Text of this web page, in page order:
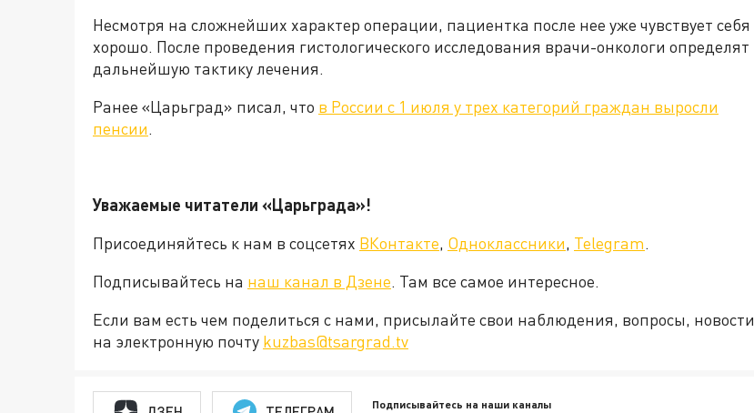
Несмотря на сложнейших характер операции, пациентка после нее уже чувствует себя
хорошо. После проведения гистологического исследования врачи-онкологи определят
дальнейшую тактику лечения.
Ранее «Царьград» писал, что в России с 1 июля у трех категорий граждан выросли
пенсии.
Уважаемые читатели «Царьграда»!
Присоединяйтесь к нам в соцсетях ВКонтакте, Одноклассники, Telegram.
Подписывайтесь на наш канал в Дзене. Там все самое интересное.
Если вам есть чем поделиться с нами, присылайте свои наблюдения, вопросы, новости
на электронную почту kuzbas@tsargrad.tv
Подписывайтесь на наши каналы